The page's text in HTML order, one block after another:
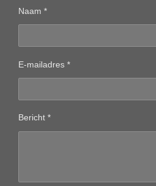
Naam *
E-mailadres *
Bericht *